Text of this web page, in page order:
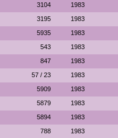
3104 1983
3195 1983
5935 1983
543 1983
847 1983
57 / 23 1983
5909 1983
5879 1983
5894 1983
788 1983